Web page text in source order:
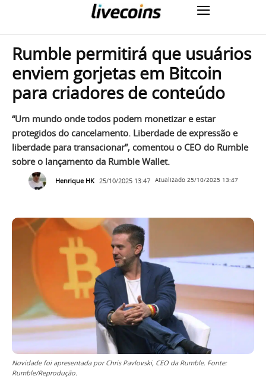
Rumble permitirá que usuários
enviem gorjetas em Bitcoin
para criadores de conteúdo
“Um mundo onde todos podem monetizar e estar
protegidos do cancelamento. Liberdade de expressão e
liberdade para transacionar”, comentou o CEO do Rumble
sobre o lançamento da Rumble Wallet.
Henrique HK 25/10/2025 13:47 Atualizado 25/10/2025 13:47
Novidade foi apresentada por Chris Pavlovski, CEO da Rumble. Fonte:
Rumble/Reprodução.